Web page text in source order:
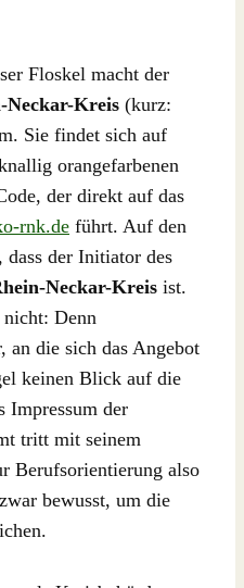
Floskel macht der
Neckar-Kreis (kurz:
Sie findet sich auf
orangefarbenen
der direkt auf das
rnk.de führt. Auf den
der Initiator des
Neckar-Kreis ist.
Denn
an die sich das Angebot
keinen Blick auf die
Impressum der
tritt mit seinem
Berufsorientierung also
bewusst, um die